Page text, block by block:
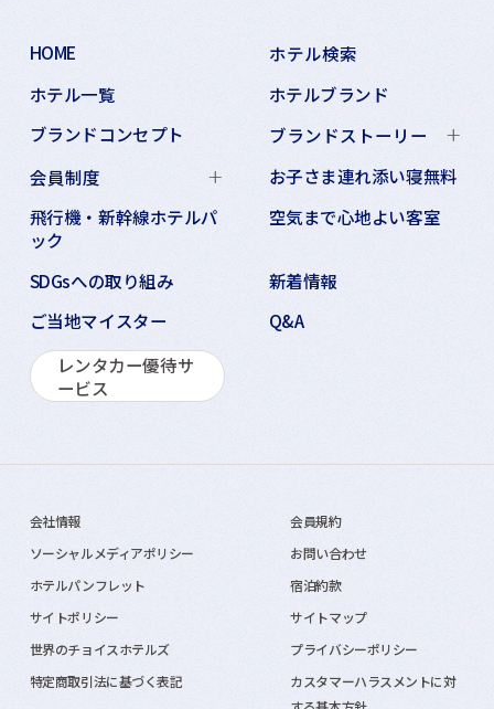
HOME
ホテル検索
ホテル一覧
ホテルブランド
ブランドコンセプト
ブランドストーリー
会員制度
お子さま連れ添い寝無料
飛行機・新幹線ホテルパ
ック
空気まで心地よい客室
SDGsへの取り組み
新着情報
ご当地マイスター
Q&A
レンタカー優待サ
ービス
会社情報
会員規約
ソーシャルメディアポリシー
お問い合わせ
ホテルパンフレット
宿泊約款
サイトポリシー
サイトマップ
世界のチョイスホテルズ
プライバシーポリシー
特定商取引法に基づく表記
カスタマーハラスメントに対